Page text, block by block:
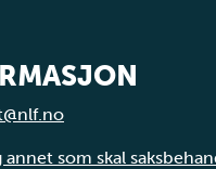
som skal